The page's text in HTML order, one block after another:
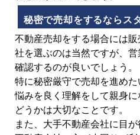
秘密で売却をするならス
不動産売却をする場合には
社を選ぶのは当然ですが、
確認するのが良いでしょう。
特に秘密厳守で売却を進め
悩みを良く理解をして親身
どうかは大切なことです。
また、大手不動産会社に目